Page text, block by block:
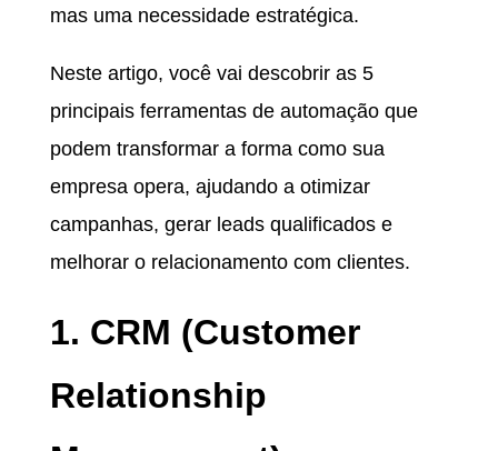
mas uma necessidade estratégica.
Neste artigo, você vai descobrir as 5
principais ferramentas de automação que
podem transformar a forma como sua
empresa opera, ajudando a otimizar
campanhas, gerar leads qualificados e
melhorar o relacionamento com clientes.
1. CRM (Customer
Relationship